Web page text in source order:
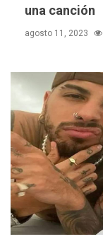
una canción
agosto 11, 2023